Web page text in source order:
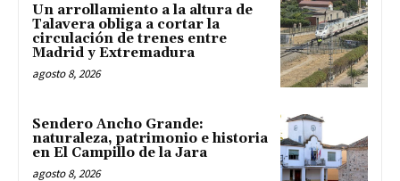
Un arrollamiento a la altura de
Talavera obliga a cortar la
circulación de trenes entre
Madrid y Extremadura
agosto 8, 2026
Sendero Ancho Grande:
naturaleza, patrimonio e historia
en El Campillo de la Jara
agosto 8, 2026